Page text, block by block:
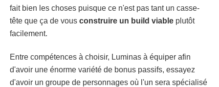
fait bien les choses puisque ce n'est pas tant un casse-
tête que ça de vous construire un build viable plutôt
facilement.
Entre compétences à choisir, Luminas à équiper afin
d'avoir une énorme variété de bonus passifs, essayez
d'avoir un groupe de personnages où l'un sera spécialisé